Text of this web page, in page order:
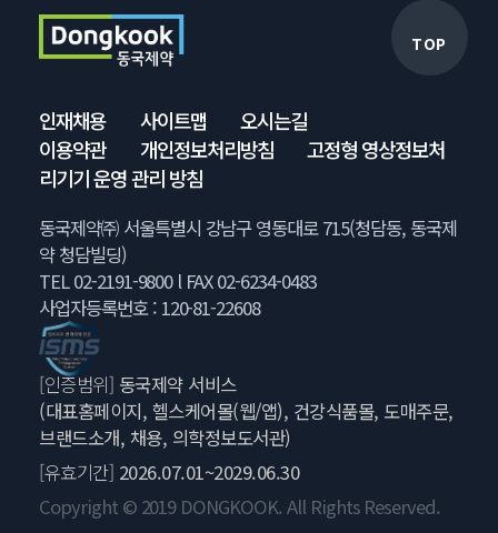
TOP
인재채용 사이트맵
오시는길
이용약관
개인정보처리방침
고정형 영상정보처
리기기 운영 관리 방침
동국제약㈜ 서울특별시 강남구 영동대로 715(청담동, 동국제
약 청담빌딩)
TEL 02-2191-9800 l FAX 02-6234-0483
사업자등록번호 : 120-81-22608
[인증범위] 동국제약 서비스
(대표홈페이지, 헬스케어몰(웹/앱), 건강식품몰, 도매주문,
브랜드소개, 채용, 의학정보도서관)
[유효기간] 2026.07.01~2029.06.30
Copyright © 2019 DONGKOOK. All Rights Reserved.